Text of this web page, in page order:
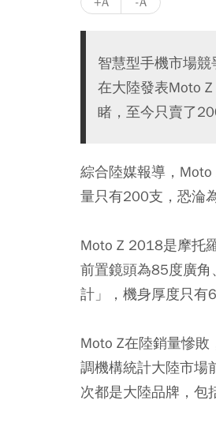
智慧型手機市場
在大陸發表Moto
睹，至今只賣了
綜合陸媒報導，
量只有200支，恐淪
Moto Z 2018是摩托
前置鏡頭為85度廣角
計」，機身厚度只有
Moto Z在陸銷量慘敗
調機構統計大陸市場
次都是大陸品牌，包